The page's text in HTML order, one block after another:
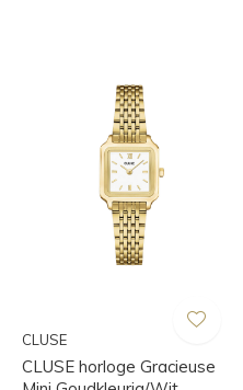
CLUSE
CLUSE horloge Gracieuse